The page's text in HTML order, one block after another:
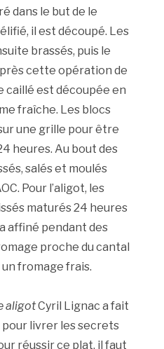
dans le but de le
il est découpé. Les
brassés, puis le
cette opération de
caillé est découpée en
fraîche. Les blocs
une grille pour être
heures. Au bout des
salés et moulés
Pour l’aligot, les
maturés 24 heures
affiné pendant des
proche du cantal
fromage frais.
aligotCyril Lignac a fait
livrer les secrets
réussir ce plat, il faut